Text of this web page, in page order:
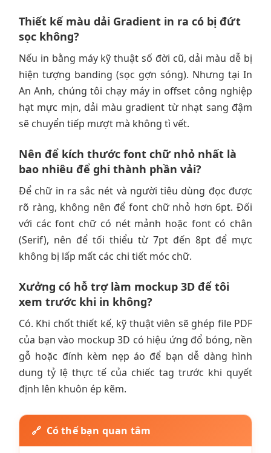
Thiết kế màu dải Gradient in ra có bị đứt
sọc không?
Nếu in bằng máy kỹ thuật số đời cũ, dải màu dễ bị
hiện tượng banding (sọc gợn sóng). Nhưng tại In
An Anh, chúng tôi chạy máy in offset công nghiệp
hạt mực mịn, dải màu gradient từ nhạt sang đậm
sẽ chuyển tiếp mượt mà không tì vết.
Nên để kích thước font chữ nhỏ nhất là
bao nhiêu để ghi thành phần vải?
Để chữ in ra sắc nét và người tiêu dùng đọc được
rõ ràng, không nên để font chữ nhỏ hơn 6pt. Đối
với các font chữ có nét mảnh hoặc font có chân
(Serif), nên để tối thiểu từ 7pt đến 8pt để mực
không bị lấp mất các chi tiết móc chữ.
Xưởng có hỗ trợ làm mockup 3D để tôi
xem trước khi in không?
Có. Khi chốt thiết kế, kỹ thuật viên sẽ ghép file PDF
của bạn vào mockup 3D có hiệu ứng đổ bóng, nền
gỗ hoặc đính kèm nẹp áo để bạn dễ dàng hình
dung tỷ lệ thực tế của chiếc tag trước khi quyết
định lên khuôn ép kẽm.
🔗 Có thể bạn quan tâm